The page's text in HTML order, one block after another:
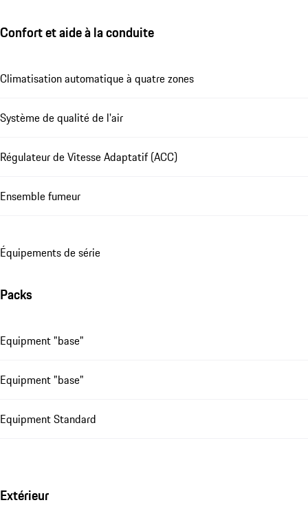
Confort et aide à la conduite
Climatisation automatique à quatre zones
Système de qualité de l'air
Régulateur de Vitesse Adaptatif (ACC)
Ensemble fumeur
Équipements de série
Packs
Equipment "base"
Equipment "base"
Equipment Standard
Extérieur